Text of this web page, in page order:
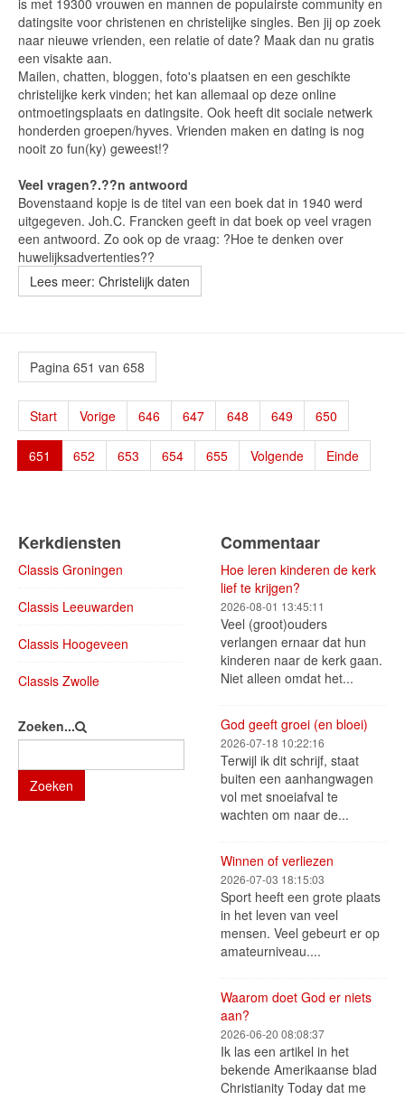
is met 19300 vrouwen en mannen de populairste community en
datingsite voor christenen en christelijke singles. Ben jij op zoek
naar nieuwe vrienden, een relatie of date? Maak dan nu gratis
een visakte aan.
Mailen, chatten, bloggen, foto's plaatsen en een geschikte
christelijke kerk vinden; het kan allemaal op deze online
ontmoetingsplaats en datingsite. Ook heeft dit sociale netwerk
honderden groepen/hyves. Vrienden maken en dating is nog
nooit zo fun(ky) geweest!?
Veel vragen?.??n antwoord
Bovenstaand kopje is de titel van een boek dat in 1940 werd
uitgegeven. Joh.C. Francken geeft in dat boek op veel vragen
een antwoord. Zo ook op de vraag: ?Hoe te denken over
huwelijksadvertenties??
Lees meer: Christelijk daten
Pagina 651 van 658
Start Vorige 646 647 648 649 650
651 652 653 654 655 Volgende Einde
Kerkdiensten
Classis Groningen
Classis Leeuwarden
Classis Hoogeveen
Classis Zwolle
Zoeken...
Zoeken
Commentaar
Hoe leren kinderen de kerk
lief te krijgen?
2026-08-01 13:45:11
Veel (groot)ouders
verlangen ernaar dat hun
kinderen naar de kerk gaan.
Niet alleen omdat het...
God geeft groei (en bloei)
2026-07-18 10:22:16
Terwijl ik dit schrijf, staat
buiten een aanhangwagen
vol met snoeiafval te
wachten om naar de...
Winnen of verliezen
2026-07-03 18:15:03
Sport heeft een grote plaats
in het leven van veel
mensen. Veel gebeurt er op
amateurniveau....
Waarom doet God er niets
aan?
2026-06-20 08:08:37
Ik las een artikel in het
bekende Amerikaanse blad
Christianity Today dat me